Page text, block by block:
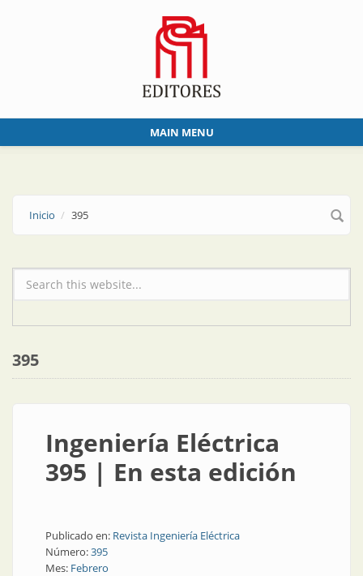
MAIN MENU
Inicio 395
Formulario de búsqueda
395
Ingeniería Eléctrica
395 | En esta edición
Publicado en: Revista Ingeniería Eléctrica
Número:395
Mes: Febrero